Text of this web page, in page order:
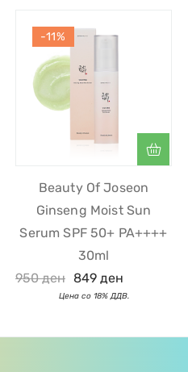
-11%
Beauty Of Joseon
Ginseng Moist Sun
Serum SPF 50+ PA++++
30ml
950ден 849 ден